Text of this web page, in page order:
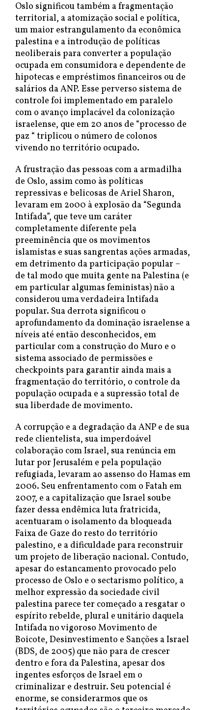
Oslo significou também a fragmentação
territorial, a atomização social e política,
um maior estrangulamento da econômica
palestina e a introdução de políticas
neoliberais para converter a população
ocupada em consumidora e dependente de
hipotecas e empréstimos financeiros ou de
salários da ANP. Esse perverso sistema de
controle foi implementado em paralelo
com o avanço implacável da colonização
israelense, que em 20 anos de “processo de
paz “ triplicou o número de colonos
vivendo no território ocupado.
A frustração das pessoas com a armadilha
de Oslo, assim como às políticas
repressivas e belicosas de Ariel Sharon,
levaram em 2o00 à explosão da “Segunda
Intifada”, que teve um caráter
completamente diferente pela
preeminência que os movimentos
islamistas e suas sangrentas ações armadas,
em detrimento da participação popular –
de tal modo que muita gente na Palestina (e
em particular algumas feministas) não a
considerou uma verdadeira Intifada
popular. Sua derrota significou o
aprofundamento da dominação israelense a
níveis até então desconhecidos, em
particular com a construção do Muro e o
sistema associado de permissões e
checkpoints para garantir ainda mais a
fragmentação do território, o controle da
população ocupada e a supressão total de
sua liberdade de movimento.
A corrupção e a degradação da ANP e de sua
rede clientelista, sua imperdoável
colaboração com Israel, sua renúncia em
lutar por Jerusalém e pela população
refugiada, levaram ao assenso do Hamas em
2006. Seu enfrentamento com o Fatah em
2007, e a capitalização que Israel soube
fazer dessa endêmica luta fratricida,
acentuaram o isolamento da bloqueada
Faixa de Gaze do resto do território
palestino, e a dificuldade para reconstruir
um projeto de liberação nacional. Contudo,
apesar do estancamento provocado pelo
processo de Oslo e o sectarismo político, a
melhor expressão da sociedade civil
palestina parece ter começado a resgatar o
espírito rebelde, plural e unitário daquela
Intifada no vigoroso Movimento de
Boicote, Desinvestimento e Sanções a Israel
(BDS, de 2005) que não para de crescer
dentro e fora da Palestina, apesar dos
ingentes esforços de Israel em o
criminalizar e destruir. Seu potencial é
enorme, se considerarmos que os